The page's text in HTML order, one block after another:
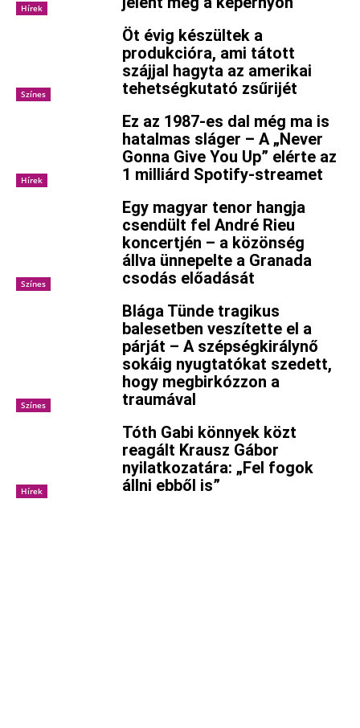
Hírek
Színes
Öt évig készültek a
produkcióra, ami tátott
szájjal hagyta az amerikai
tehetségkutató zsűrijét
Hírek
Ez az 1987-es dal még ma is
hatalmas sláger – A „Never
Gonna Give You Up” elérte az
1 milliárd Spotify-streamet
Színes
Egy magyar tenor hangja
csendült fel André Rieu
koncertjén – a közönség
állva ünnepelte a Granada
csodás előadását
Színes
Blága Tünde tragikus
balesetben veszítette el a
párját – A szépségkirálynő
sokáig nyugtatókat szedett,
hogy megbirkózzon a
traumával
Hírek
Tóth Gabi könnyek közt
reagált Krausz Gábor
nyilatkozatára: „Fel fogok
állni ebből is”